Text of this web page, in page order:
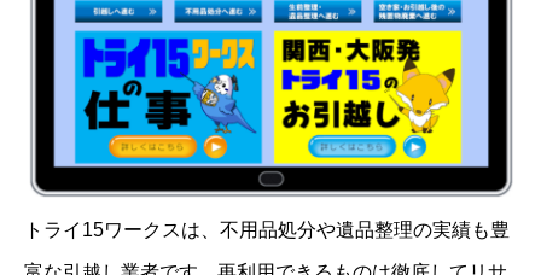
トライ15ワークスは、不用品処分や遺品整理の実績も豊